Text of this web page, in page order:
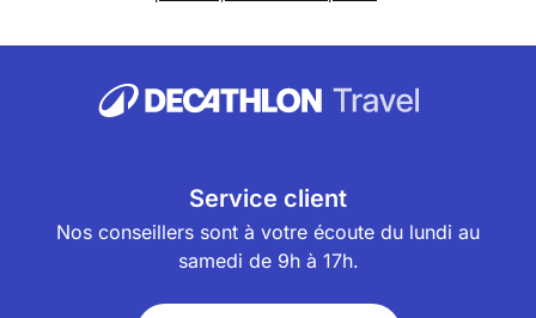
Service client
Nos conseillers sont à votre écoute du lundi au
samedi de 9h à 17h.